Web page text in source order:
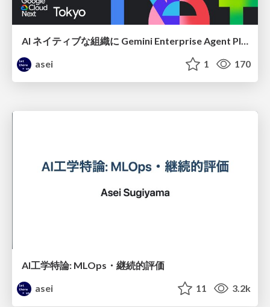
asei
1 170
AI工学特論: MLOps・継続的評価
asei
11 3.2k